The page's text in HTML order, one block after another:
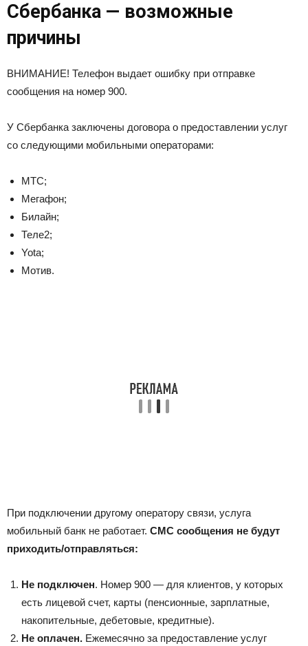
Сбербанка — возможные
причины
ВНИМАНИЕ! Телефон выдает ошибку при отправке
сообщения на номер 900.
У Сбербанка заключены договора о предоставлении услуг
со следующими мобильными операторами:
МТС;
Мегафон;
Билайн;
Теле2;
Yota;
Мотив.
При подключении другому оператору связи, услуга
мобильный банк не работает. СМС сообщения не будут
приходить/отправляться:
Не подключен. Номер 900 — для клиентов, у которых
есть лицевой счет, карты (пенсионные, зарплатные,
накопительные, дебетовые, кредитные).
Не оплачен. Ежемесячно за предоставление услуг